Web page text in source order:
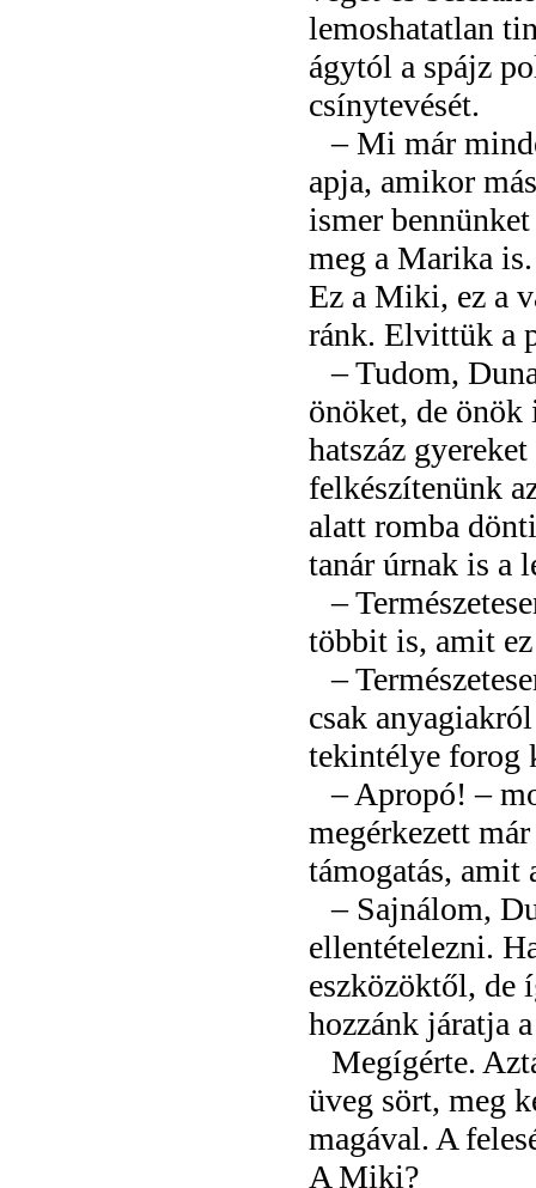
lemoshatatlan
ágytól a spájz
csínytevését.
– Mi már
apja, amikor
ismer
meg a Marika
Ez a Miki, ez a
ránk. Elvittük a
– Tudom,
önöket, de önök
hatszáz
felkészítenünk
alatt romba
tanár úrnak is a
–
többit is, amit
–
csak
tekintélye forog
– Apropó! –
megérkezett
támogatás, amit
– Sajnálom,
ellentételezni.
eszközöktől, de
hozzánk járatja
Megígérte.
üveg sört, meg
magával. A
A Miki?